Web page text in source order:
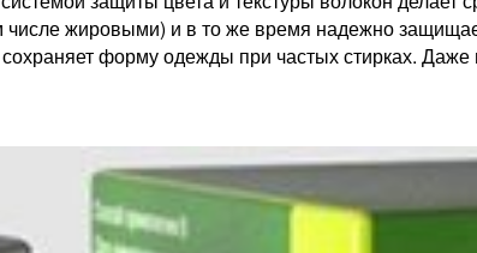
жировыми) и в то же время надежно
форму одежды при частых стирках. Даже